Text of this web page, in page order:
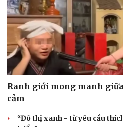
Ranh giới mong manh
cảm
“Đô thị xanh - từ yêu cầu